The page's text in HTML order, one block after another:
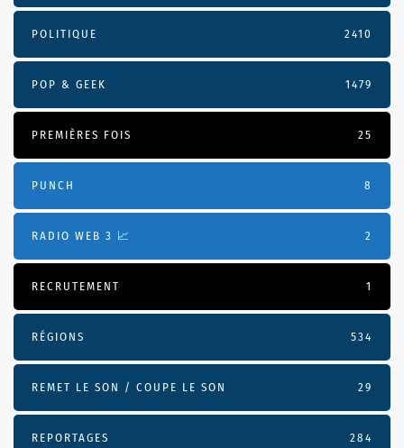
POLITIQUE 2410
POP & GEEK 1479
PREMIÈRES FOIS 25
PUNCH 8
RADIO WEB 3 📈 2
RECRUTEMENT 1
RÉGIONS 534
REMET LE SON / COUPE LE SON 29
REPORTAGES 284